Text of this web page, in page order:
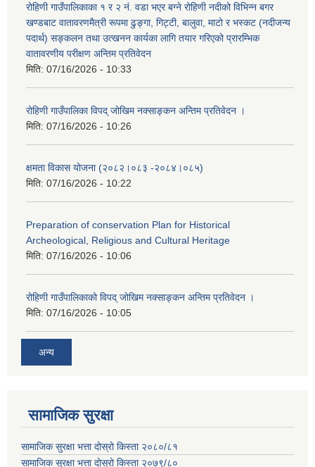
रोहिणी गाउँपालिकाका १ र २ नं. वडा भएर बग्ने रोहिणी नदीको विभिन्न बगर
खण्डबाट वातावरणमैत्री रूपमा ढुङ्गा, गिट्टी, बालुवा, माटो र भस्कट (नदीजन्य
पदार्थ) सङ्कलन तथा उत्खनन कार्यका लागि तयार गरिएको प्रारम्भिक
वातावरणीय परीक्षण अन्तिम प्रतिवेदन
मिति: 07/16/2026 - 10:33
रोहिणी गाउँपालिका विपद् जोखिम नक्साङ्कन अन्तिम प्रतिवेदन ।
मिति: 07/16/2026 - 10:26
क्षमता विकास योजना (२०८२।०८३‍ -२०८४।०८५)
मिति: 07/16/2026 - 10:22
Preparation of conservation Plan for Historical
Archeological, Religious and Cultural Heritage
मिति: 07/16/2026 - 10:06
रोहिणी गाउँपालिकाको विपद् जोखिम नक्साङ्कन अन्तिम प्रतिवेदन ।
मिति: 07/16/2026 - 10:05
अन्य
सामाजिक सुरक्षा
सामाजिक सुरक्षा भत्ता दोस्रो किस्ता २०८०/८१
सामाजिक सुरक्षा भत्ता दोस्रो किस्ता २०७९/८०